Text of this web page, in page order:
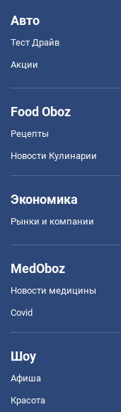
Авто
Тест Драйв
Акции
Food Oboz
Рецепты
Новости Кулинарии
Экономика
Рынки и компании
MedOboz
Новости медицины
Covid
Шоу
Афиша
Красота